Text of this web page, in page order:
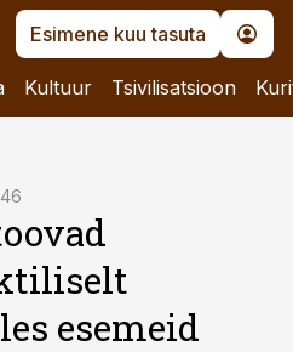
Esimene kuu tasuta
Kultuur Tsivilisatsioon
esemeid